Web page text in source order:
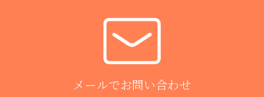
メールでお問い合わせ